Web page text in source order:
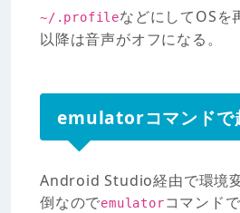
~/.profileなどにしてOSを
以降は音声がオフになる。
emulatorコマンドで
Android Studio経由で環境
倒なのでemulatorコマンド